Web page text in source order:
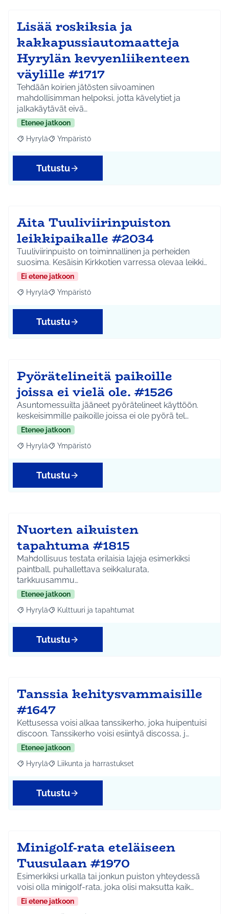
Lisää roskiksia ja
kakkapussiautomaatteja
Hyrylän kevyenliikenteen
väylille #1717
Tehdään koirien jätösten siivoaminen
mahdollisimman helpoksi, jotta kävelytiet ja
jalkakäytävät eivä…
Etenee jatkoon
Rajaa tulokset aihepiirin mukaan: Hyrylä
Hyrylä Rajaa tulokset teeman mukaan: Ympäristö
Ympäristö
Tutustu
Aita Tuuliviirinpuiston
leikkipaikalle #2034
Tuuliviirinpuisto on toiminnallinen ja perheiden
suosima. Kesäisin Kirkkotien varressa olevaa leikki…
Ei etene jatkoon
Rajaa tulokset aihepiirin mukaan: Hyrylä
Hyrylä Rajaa tulokset teeman mukaan: Ympäristö
Ympäristö
Tutustu
Pyörätelineitä paikoille
joissa ei vielä ole. #1526
Asuntomessuilta jääneet pyörätelineet käyttöön.
keskeisimmille paikoille joissa ei ole pyörä tel…
Etenee jatkoon
Rajaa tulokset aihepiirin mukaan: Hyrylä
Hyrylä Rajaa tulokset teeman mukaan: Ympäristö
Ympäristö
Tutustu
Nuorten aikuisten
tapahtuma #1815
Mahdollisuus testata erilaisia lajeja esimerkiksi
paintball, puhallettava seikkalurata,
tarkkuusammu…
Etenee jatkoon
Rajaa tulokset aihepiirin mukaan: Hyrylä
Hyrylä Rajaa tulokset teeman mukaan: Kulttuuri ja
Kulttuuri ja tapahtumat
Tutustu
Tanssia kehitysvammaisille
#1647
Kettusessa voisi alkaa tanssikerho, joka huipentuisi
discoon. Tanssikerho voisi esiintyä discossa, j…
Etenee jatkoon
Rajaa tulokset aihepiirin mukaan: Hyrylä
Hyrylä Rajaa tulokset teeman mukaan: Liikunta ja
Liikunta ja harrastukset
Tutustu
Minigolf-rata eteläiseen
Tuusulaan #1970
Esimerkiksi urkalla tai jonkun puiston yhteydessä
voisi olla minigolf-rata, joka olisi maksutta kaik…
Ei etene jatkoon